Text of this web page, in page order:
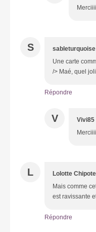
S sableturquoise
Une carte
/> Maé, quel
Répondre
V Vivi85
L Lolotte Chipote
Mais comme
est ravissante
Répondre